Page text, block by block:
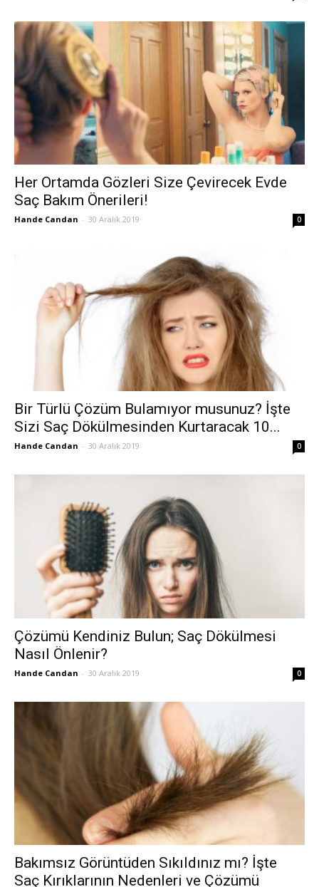
Her Ortamda Gözleri Size Çevirecek Evde
Saç Bakım Önerileri!
Hande Candan - 30 Aralık 2019 0
Bir Türlü Çözüm Bulamıyor musunuz? İşte
Sizi Saç Dökülmesinden Kurtaracak 10...
Hande Candan - 30 Aralık 2019 0
Çözümü Kendiniz Bulun; Saç Dökülmesi
Nasıl Önlenir?
Hande Candan - 30 Aralık 2019 0
Bakımsız Görüntüden Sıkıldınız mı? İşte
Saç Kırıklarının Nedenleri ve Çözümü